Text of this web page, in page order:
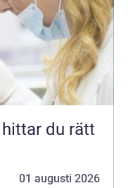
01 augusti 2026